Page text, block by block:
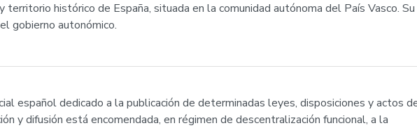
histórico de España, situada en la comunidad autónoma del País Vasco.
gobierno autonómico.
español dedicado a la publicación de determinadas leyes, disposiciones y actos
y difusión está encomendada, en régimen de descentralización funcional, a la